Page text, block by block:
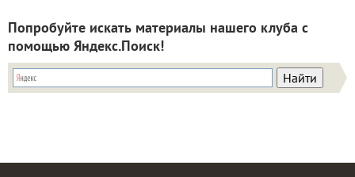
Попробуйте искать материалы нашего клуба с
помощью Яндекс.Поиск!